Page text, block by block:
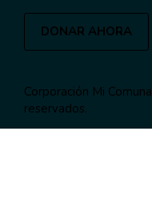
DONAR AHORA
Corporación Mi Comuna
reservados.